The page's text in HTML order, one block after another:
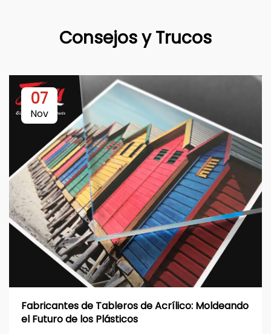
Consejos y Trucos
07
Nov
Fabricantes de Tableros de Acrílico: Moldeando
el Futuro de los Plásticos